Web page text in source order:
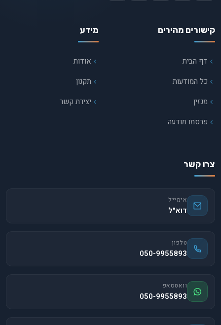
קישורים מהירים
דף הבית
כל המודעות
מגזין
פרסמו מודעה
מידע
אודות
תקנון
יצירת קשר
צרו קשר
אימייל
דוא"ל
טלפון
050-9955893
וואטסאפ
050-9955893